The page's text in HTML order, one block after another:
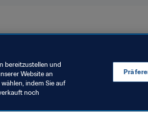
bereitzustellen und
Website an
indem Sie auf
noch